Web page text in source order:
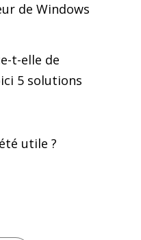
de Windows
t-elle de
5 solutions
utile ?